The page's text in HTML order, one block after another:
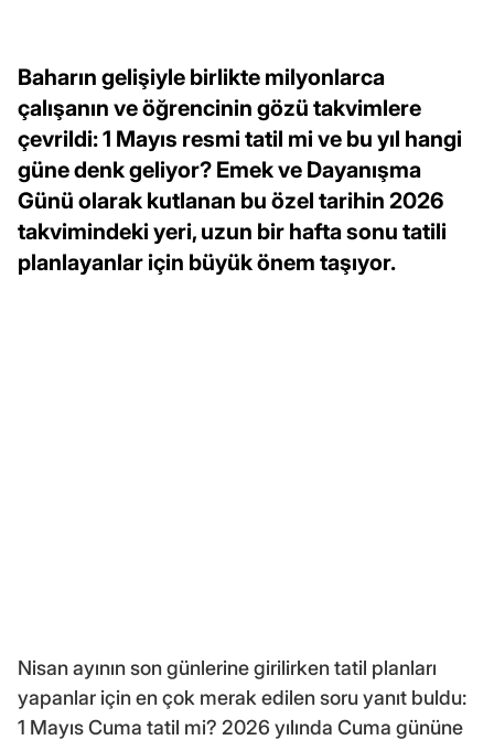
Baharın gelişiyle birlikte milyonlarca
çalışanın ve öğrencinin gözü takvimlere
çevrildi: 1 Mayıs resmi tatil mi ve bu yıl hangi
güne denk geliyor? Emek ve Dayanışma
Günü olarak kutlanan bu özel tarihin 2026
takvimindeki yeri, uzun bir hafta sonu tatili
planlayanlar için büyük önem taşıyor.
Nisan ayının son günlerine girilirken tatil planları
yapanlar için en çok merak edilen soru yanıt buldu:
1 Mayıs Cuma tatil mi? 2026 yılında Cuma gününe